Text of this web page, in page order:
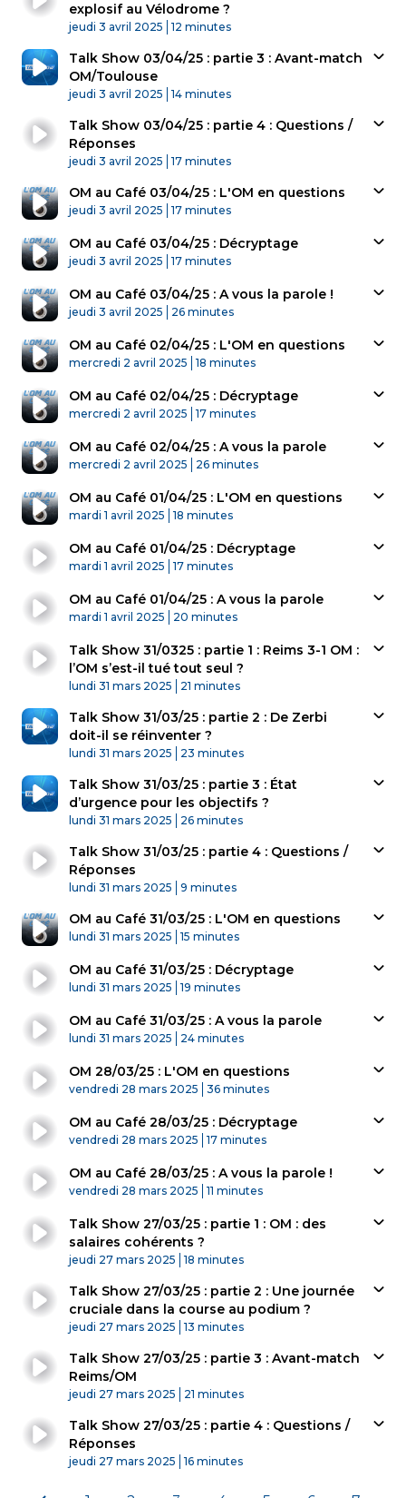
explosif au Vélodrome ?
Published At
jeudi 3 avril 2025 Time
12 minutes
Talk Show 03/04/25 : partie 3 : Avant-match
OM/Toulouse
Published At
jeudi 3 avril 2025 Time
14 minutes
Talk Show 03/04/25 : partie 4 : Questions /
Réponses
Published At
jeudi 3 avril 2025 Time
17 minutes
OM au Café 03/04/25 : L'OM en questions
Published At
jeudi 3 avril 2025 Time
17 minutes
OM au Café 03/04/25 : Décryptage
Published At
jeudi 3 avril 2025 Time
17 minutes
OM au Café 03/04/25 : A vous la parole !
Published At
jeudi 3 avril 2025 Time
26 minutes
OM au Café 02/04/25 : L'OM en questions
Published At
mercredi 2 avril 2025 Time
18 minutes
OM au Café 02/04/25 : Décryptage
Published At
mercredi 2 avril 2025 Time
17 minutes
OM au Café 02/04/25 : A vous la parole
Published At
mercredi 2 avril 2025 Time
26 minutes
OM au Café 01/04/25 : L'OM en questions
Published At
mardi 1 avril 2025 Time
18 minutes
OM au Café 01/04/25 : Décryptage
Published At
mardi 1 avril 2025 Time
17 minutes
OM au Café 01/04/25 : A vous la parole
Published At
mardi 1 avril 2025 Time
20 minutes
Talk Show 31/0325 : partie 1 : Reims 3-1 OM :
l’OM s’est-il tué tout seul ?
Published At
lundi 31 mars 2025 Time
21 minutes
Talk Show 31/03/25 : partie 2 : De Zerbi
doit-il se réinventer ?
Published At
lundi 31 mars 2025 Time
23 minutes
Talk Show 31/03/25 : partie 3 : État
d’urgence pour les objectifs ?
Published At
lundi 31 mars 2025 Time
26 minutes
Talk Show 31/03/25 : partie 4 : Questions /
Réponses
Published At
lundi 31 mars 2025 Time
9 minutes
OM au Café 31/03/25 : L'OM en questions
Published At
lundi 31 mars 2025 Time
15 minutes
OM au Café 31/03/25 : Décryptage
Published At
lundi 31 mars 2025 Time
19 minutes
OM au Café 31/03/25 : A vous la parole
Published At
lundi 31 mars 2025 Time
24 minutes
OM 28/03/25 : L'OM en questions
Published At
vendredi 28 mars 2025 Time
36 minutes
OM au Café 28/03/25 : Décryptage
Published At
vendredi 28 mars 2025 Time
17 minutes
OM au Café 28/03/25 : A vous la parole !
Published At
vendredi 28 mars 2025 Time
11 minutes
Talk Show 27/03/25 : partie 1 : OM : des
salaires cohérents ?
Published At
jeudi 27 mars 2025 Time
18 minutes
Talk Show 27/03/25 : partie 2 : Une journée
cruciale dans la course au podium ?
Published At
jeudi 27 mars 2025 Time
13 minutes
Talk Show 27/03/25 : partie 3 : Avant-match
Reims/OM
Published At
jeudi 27 mars 2025 Time
21 minutes
Talk Show 27/03/25 : partie 4 : Questions /
Réponses
Published At
jeudi 27 mars 2025 Time
16 minutes